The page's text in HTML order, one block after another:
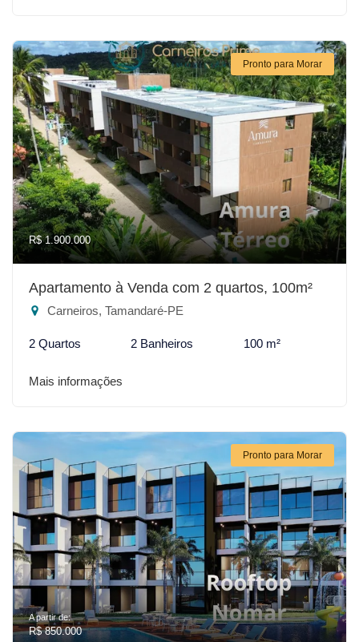
Pronto para Morar
R$ 1.900.000
Apartamento à Venda com 2 quartos, 100m²
Carneiros, Tamandaré-PE
2 Quartos 2 Banheiros 100 m²
Mais informações
Pronto para Morar
A partir de:
R$ 850.000